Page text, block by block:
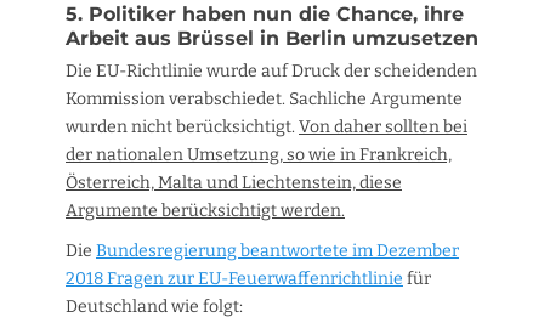
5. Politiker haben nun die Chance, ihre
Arbeit aus Brüssel in Berlin umzusetzen
Die EU-Richtlinie wurde auf Druck der scheidenden
Kommission verabschiedet. Sachliche Argumente
wurden nicht berücksichtigt. Von daher sollten bei
der nationalen Umsetzung, so wie in Frankreich,
Österreich, Malta und Liechtenstein, diese
Argumente berücksichtigt werden.
Die Bundesregierung beantwortete im Dezember
2018 Fragen zur EU-Feuerwaffenrichtlinie für
Deutschland wie folgt: